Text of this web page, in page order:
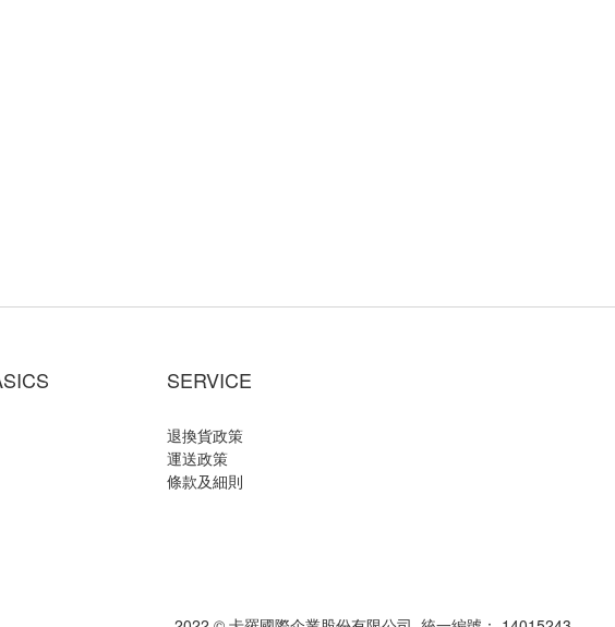
SERVICE
退換貨政策
運送政策
條款及細則